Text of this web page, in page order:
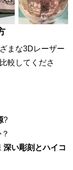
まな3Dレーザー
較してくださ
?
深い彫刻とハイコ